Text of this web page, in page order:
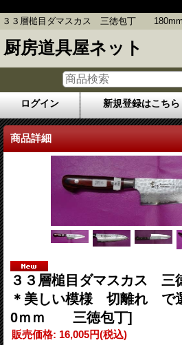
３３層槌目ダマスカス 三徳包丁 180mm
厨房道具屋ネット
ログイン 新規登録はこちら
商品詳細
３３層槌目ダマスカス
＊美しい模様 切離れ で
0ｍｍ 三徳包丁]
販売価格: 16,005円(税込)